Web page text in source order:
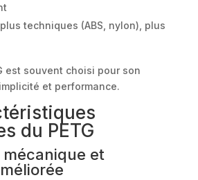
techniques (ABS, nylon), plus
est souvent choisi pour son
et performance.
du PETG
mécanique et